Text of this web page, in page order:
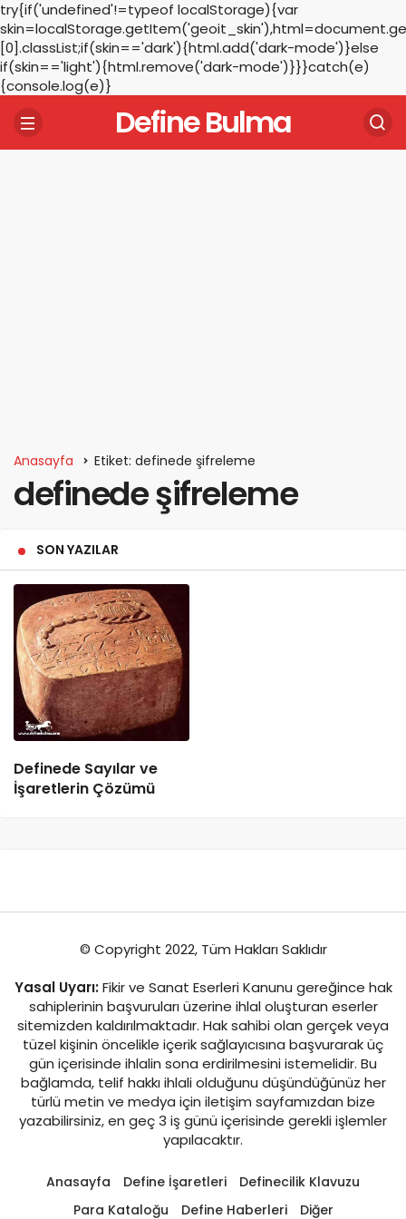
try{if('undefined'!=typeof localStorage){var
[0].classList;if(skin=='dark'){html.add('dark-mode')}else
if(skin=='light'){html.remove('dark-mode')}}}catch(e)
{console.log(e)}
Define Bulma
Anasayfa Etiket: definede şifreleme
definede şifreleme
SON YAZILAR
Definede Sayılar ve
İşaretlerin Çözümü
© Copyright 2022, Tüm Hakları Saklıdır
Yasal Uyarı:Fikir ve Sanat Eserleri Kanunu gereğince hak
sahiplerinin başvuruları üzerine ihlal oluşturan eserler
sitemizden kaldırılmaktadır. Hak sahibi olan gerçek veya
tüzel kişinin öncelikle içerik sağlayıcısına başvurarak üç
gün içerisinde ihlalin sona erdirilmesini istemelidir. Bu
bağlamda, telif hakkı ihlali olduğunu düşündüğünüz her
türlü metin ve medya için iletişim sayfamızdan bize
yazabilirsiniz, en geç 3 iş günü içerisinde gerekli işlemler
yapılacaktır.
Anasayfa Define İşaretleri
Definecilik Klavuzu
Para Kataloğu
Define Haberleri Diğer